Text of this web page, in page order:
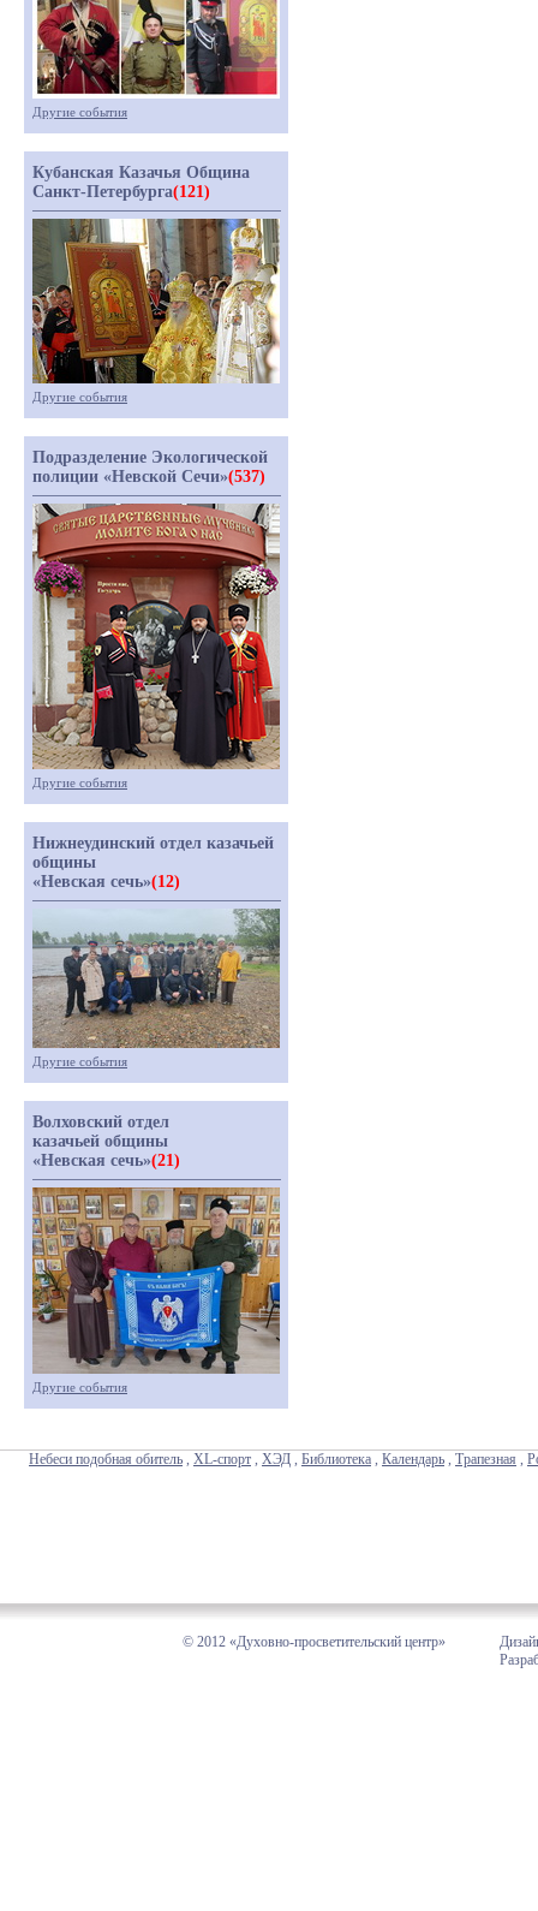
Другие события
Кубанская Казачья Община
Санкт-Петербурга(121)
Другие события
Подразделение Экологической
полиции «Невской Сечи»(537)
Другие события
Нижнеудинский отдел казачьей
общины
«Невская сечь»(12)
Другие события
Волховский отдел
казачьей общины
«Невская сечь»(21)
Другие события
Небеси подобная обитель , XL-спорт , ХЭД , Библиотека , Календарь , Трапезная ,
© 2012 «Духовно-просветительский центр»